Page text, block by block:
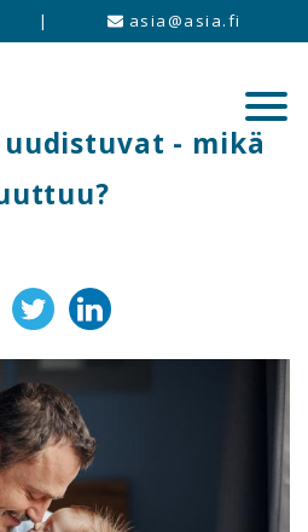
| asia@asia.fi
- mikä